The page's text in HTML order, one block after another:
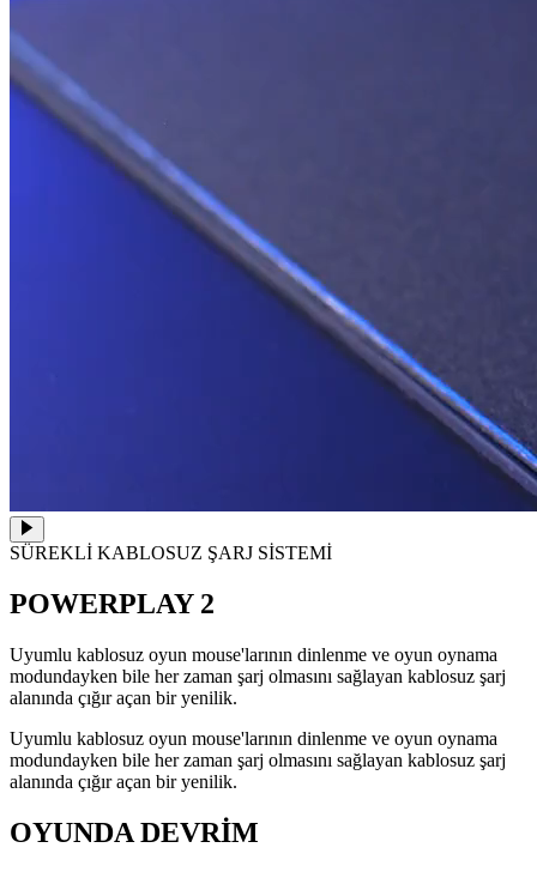
SÜREKLİ KABLOSUZ ŞARJ SİSTEMİ
POWERPLAY 2
Uyumlu kablosuz oyun mouse'larının dinlenme ve oyun oynama
modundayken bile her zaman şarj olmasını sağlayan kablosuz şarj
alanında çığır açan bir yenilik.
Uyumlu kablosuz oyun mouse'larının dinlenme ve oyun oynama
modundayken bile her zaman şarj olmasını sağlayan kablosuz şarj
alanında çığır açan bir yenilik.
OYUNDA DEVRİM